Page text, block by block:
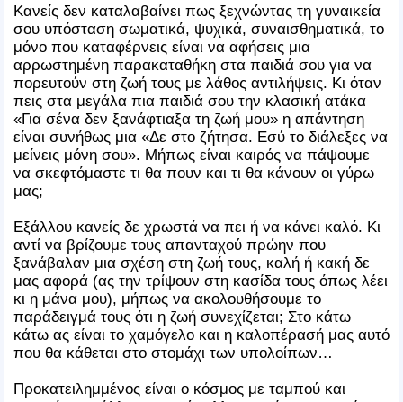
Κανείς δεν καταλαβαίνει πως ξεχνώντας τη γυναικεία
σου υπόσταση σωματικά, ψυχικά, συναισθηματικά, το
μόνο που καταφέρνεις είναι να αφήσεις μια
αρρωστημένη παρακαταθήκη στα παιδιά σου για να
πορευτούν στη ζωή τους με λάθος αντιλήψεις. Κι όταν
πεις στα μεγάλα πια παιδιά σου την κλασική ατάκα
«Για σένα δεν ξανάφτιαξα τη ζωή μου» η απάντηση
είναι συνήθως μια «Δε στο ζήτησα. Εσύ το διάλεξες να
μείνεις μόνη σου». Μήπως είναι καιρός να πάψουμε
να σκεφτόμαστε τι θα πουν και τι θα κάνουν οι γύρω
μας;
Εξάλλου κανείς δε χρωστά να πει ή να κάνει καλό. Κι
αντί να βρίζουμε τους απανταχού πρώην που
ξανάβαλαν μια σχέση στη ζωή τους, καλή ή κακή δε
μας αφορά (ας την τρίψουν στη κασίδα τους όπως λέει
κι η μάνα μου), μήπως να ακολουθήσουμε το
παράδειγμά τους ότι η ζωή συνεχίζεται; Στο κάτω
κάτω ας είναι το χαμόγελο και η καλοπέρασή μας αυτό
που θα κάθεται στο στομάχι των υπολοίπων…
Προκατειλημμένος είναι ο κόσμος με ταμπού και